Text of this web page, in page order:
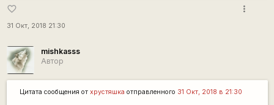
favorite_border
31 Окт, 2018 21:30
more_vert
mishkasss
Автор
Цитата сообщения от хрустяшка отправленного 31 Окт, 2018 в 21:30